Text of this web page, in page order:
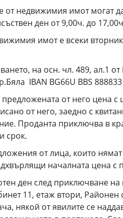
имот могат да
ден от 9,00ч. до
имот е всеки
на осн. чл. 489, ал.1 от
IBAN BG66U BBS
от него цена
от него, заедно с
Проданта приключва в
срок.
от лица, които нямат
началната цена с
след приключване на
11, етаж втори,
някой от явилите се